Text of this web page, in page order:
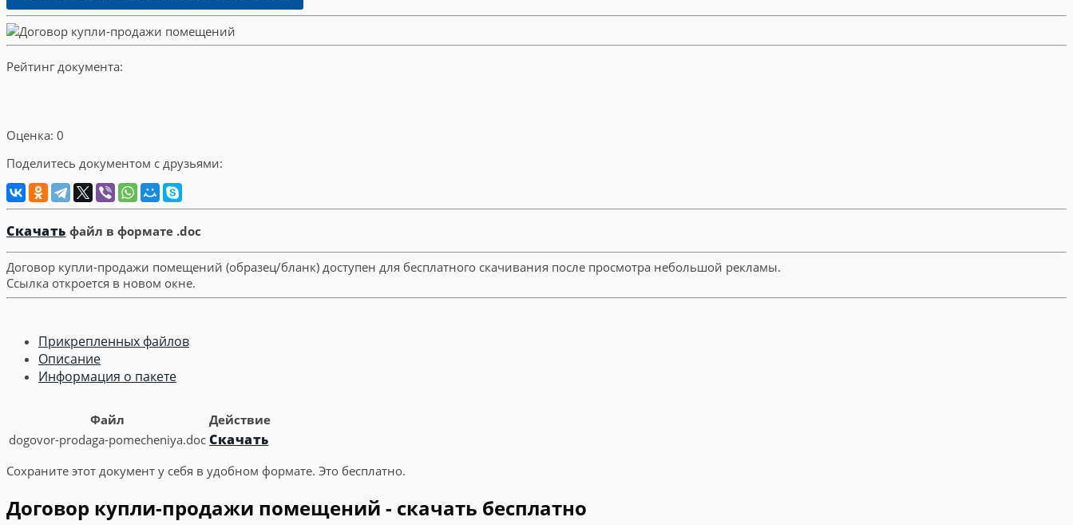
Рейтинг документа:
Оценка: 0
Поделитесь документом с друзьями:
Скачать файл в формате .doc
Договор купли-продажи помещений (образец/бланк) доступен для бесплатного скачивания после просмотра небольшой рекламы.
Ссылка откроется в новом окне.
Прикрепленных файлов
Описание
Информация о пакете
Файл
Действие
dogovor-prodaga-pomecheniya.doc Скачать
Сохраните этот документ у себя в удобном формате. Это бесплатно.
Договор купли-продажи помещений - скачать бесплатно